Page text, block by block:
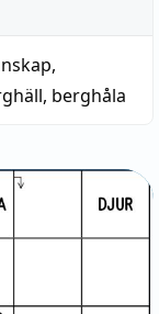
,
, berghåla